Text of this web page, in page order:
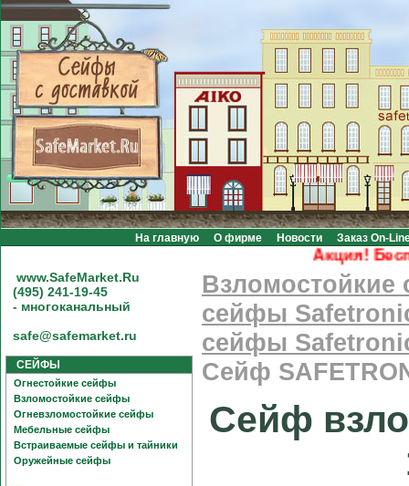
На главную О фирме Новости Заказ On-
Акция!
www.SafeMarket.Ru
(495) 241-19-45
- многоканальный
safe@safemarket.ru
СЕЙФЫ
Огнестойкие сейфы
Взломостойкие сейфы
Огневзломостойкие сейфы
Мебельные сейфы
Встраиваемые сейфы и тайники
Оружейные сейфы
сейфы
сейфы
Сейф
Сейф